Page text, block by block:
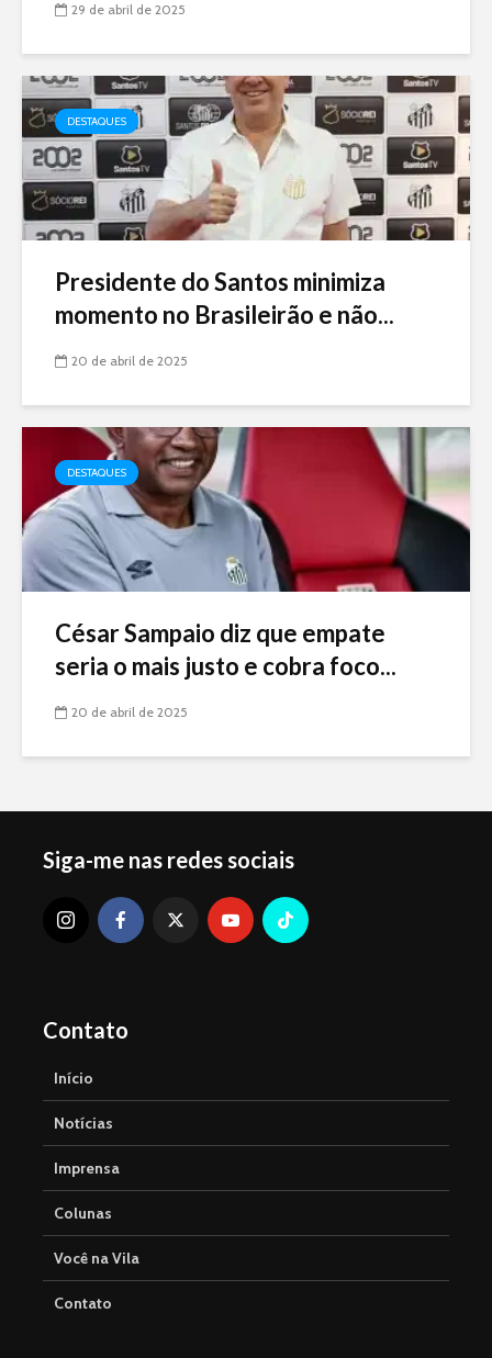
29 de abril de 2025
DESTAQUES
Presidente do Santos minimiza
momento no Brasileirão e não...
20 de abril de 2025
DESTAQUES
César Sampaio diz que empate
seria o mais justo e cobra foco...
20 de abril de 2025
Siga-me nas redes sociais
Contato
Início
Notícias
Imprensa
Colunas
Você na Vila
Contato